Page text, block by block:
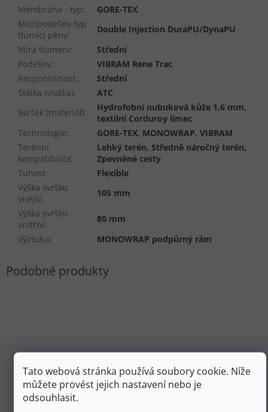
Tato webová stránka používá soubory cookie. Níže
můžete provést jejich nastavení nebo je
odsouhlasit.
Membrána - typ:
GORE-TEX
Mezipodešev-typ
tlumící pěny:
Double Injection DuraPU/DynaPU
Míra tlumení:
Střední
Podešev:
VIBRAM Rene Trac
Responsivnost:
Střední
Stélka (vložka):
ATC
Svršek (materiál):
Hydrofobní nubuková kůže 1,6 mm,
textilní Corduroy límec
Technologie:
GORE-TEX, MONOWRAP, VIBRAM
Terénní
kompatibilita:
Lehký terén, Středně náročný terén,
Zpevněné cesty
Tuhost:
Flexible
Výška svršku
vnější:
105 mm
Výška svršku
vnitřní:
80 mm
Výztuha: MONOWRAP podpůrný rám